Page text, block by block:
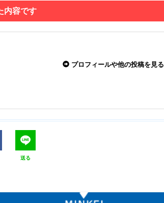
内容です
プロフィールや他の投稿を見る
送る